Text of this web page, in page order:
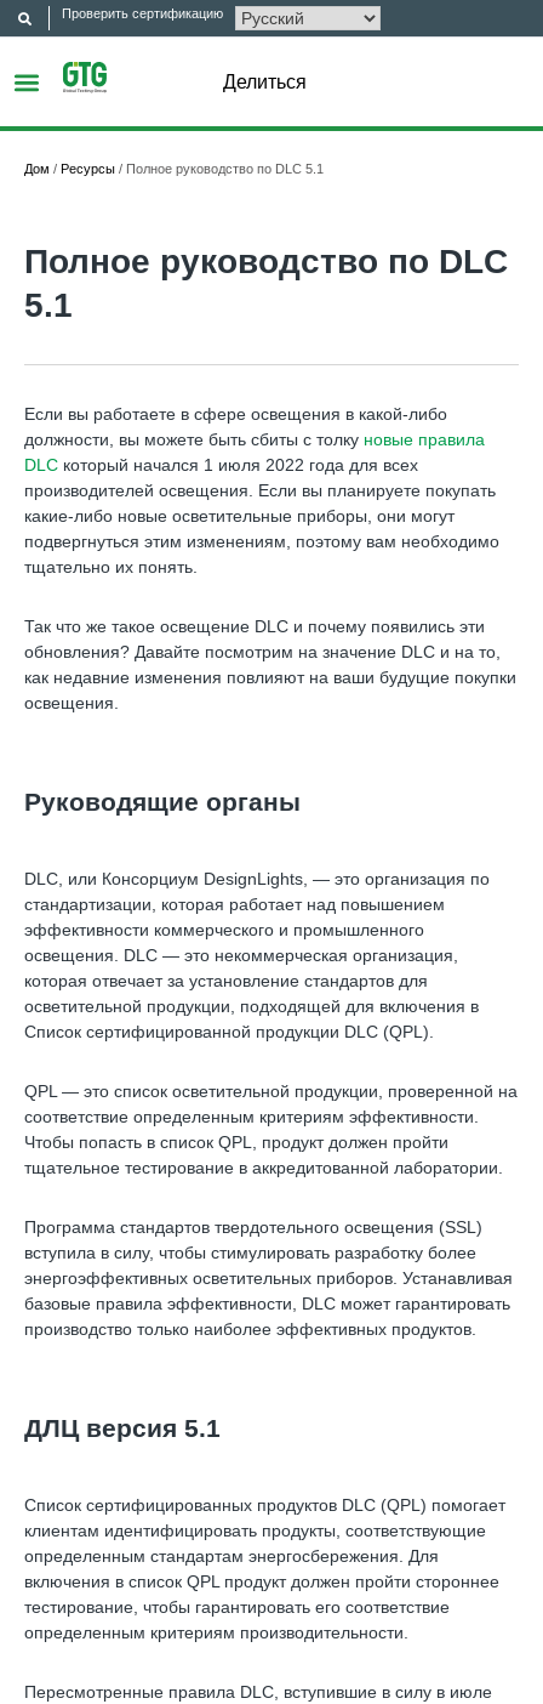
Проверить сертификацию
Делиться
Дом / Ресурсы / Полное руководство по DLC 5.1
Полное руководство по DLC
5.1
Если вы работаете в сфере освещения в какой-либо
должности, вы можете быть сбиты с толку новые правила
DLC который начался 1 июля 2022 года для всех
производителей освещения. Если вы планируете покупать
какие-либо новые осветительные приборы, они могут
подвергнуться этим изменениям, поэтому вам необходимо
тщательно их понять.
Так что же такое освещение DLC и почему появились эти
обновления? Давайте посмотрим на значение DLC и на то,
как недавние изменения повлияют на ваши будущие покупки
освещения.
Руководящие органы
DLC, или Консорциум DesignLights, — это организация по
стандартизации, которая работает над повышением
эффективности коммерческого и промышленного
освещения. DLC — это некоммерческая организация,
которая отвечает за установление стандартов для
осветительной продукции, подходящей для включения в
Список сертифицированной продукции DLC (QPL).
QPL — это список осветительной продукции, проверенной на
соответствие определенным критериям эффективности.
Чтобы попасть в список QPL, продукт должен пройти
тщательное тестирование в аккредитованной лаборатории.
Программа стандартов твердотельного освещения (SSL)
вступила в силу, чтобы стимулировать разработку более
энергоэффективных осветительных приборов. Устанавливая
базовые правила эффективности, DLC может гарантировать
производство только наиболее эффективных продуктов.
ДЛЦ версия 5.1
Список сертифицированных продуктов DLC (QPL) помогает
клиентам идентифицировать продукты, соответствующие
определенным стандартам энергосбережения. Для
включения в список QPL продукт должен пройти стороннее
тестирование, чтобы гарантировать его соответствие
определенным критериям производительности.
Пересмотренные правила DLC, вступившие в силу в июле